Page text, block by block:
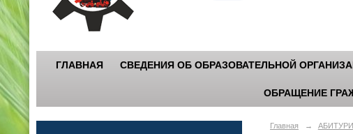
ГЛАВНАЯ СВЕДЕНИЯ ОБ ОБРАЗОВАТЕЛЬНОЙ
ОБРАЩЕНИЕ
Главная →